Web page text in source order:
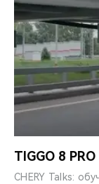
TIGGO 8 PRO
CHERY Talks: